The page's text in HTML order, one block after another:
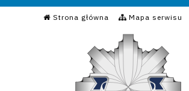
Strona główna Mapa serwisu
Informacyjny